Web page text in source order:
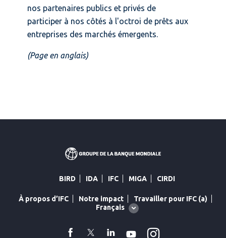
nos partenaires publics et privés de
participer à nos côtés à l'octroi de prêts aux
entreprises des marchés émergents.
(Page en anglais)
BIRD IDA IFC MIGA CIRDI
À propos d’IFC Notre impact
Travailler pour IFC (a)
Global
Français
facebook
TwitterLinkedinYouTube